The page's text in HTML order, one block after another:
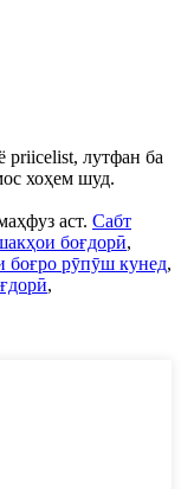
priicelist, лутфан ба
хоҳем шуд.
аст. Сабт
боғдорӣ,
боғро рӯпӯш кунед,
,